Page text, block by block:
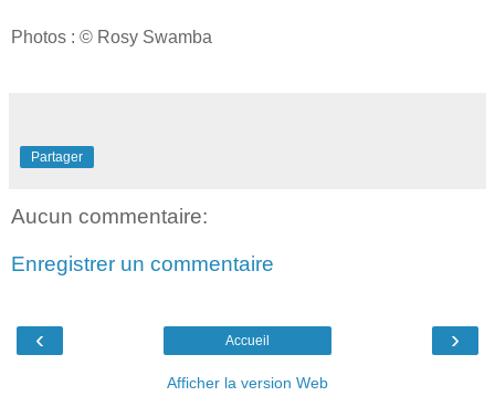
Photos : © Rosy Swamba
Partager
Aucun commentaire:
Enregistrer un commentaire
‹ ›
Accueil
Afficher la version Web